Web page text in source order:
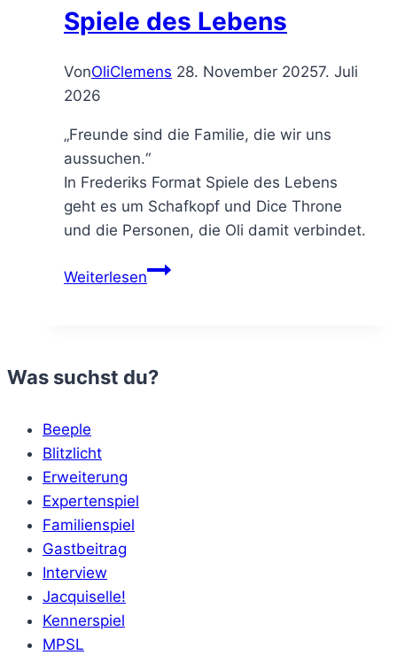
Spiele des Lebens
VonOliClemens 28. November 20257. Juli
2026
„Freunde sind die Familie, die wir uns
aussuchen.“
In Frederiks Format Spiele des Lebens
geht es um Schafkopf und Dice Throne
und die Personen, die Oli damit verbindet.
Weiterlesenzu
Spiele
Was suchst du?
Beeple
Blitzlicht
Erweiterung
Expertenspiel
Familienspiel
Gastbeitrag
Interview
Jacquiselle!
Kennerspiel
MPSL